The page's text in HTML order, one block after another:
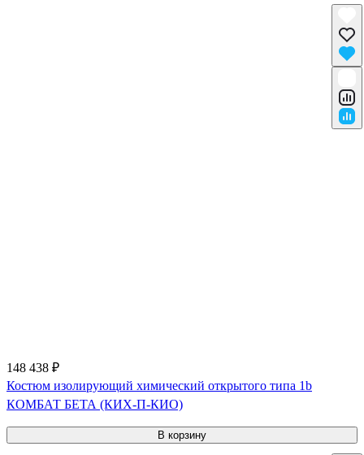
148 438 ₽
Костюм изолирующий химический открытого типа 1b
КОМБАТ БЕТА (КИХ-П-КИО)
В корзину